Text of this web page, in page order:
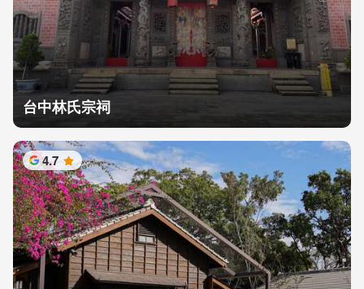
台中林氏宗祠
4.7 星